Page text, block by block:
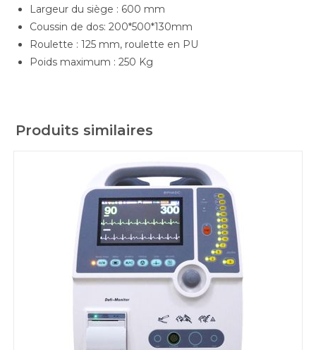
Largeur du siège : 600 mm
Coussin de dos: 200*500*130mm
Roulette : 125 mm, roulette en PU
Poids maximum : 250 Kg
Produits similaires